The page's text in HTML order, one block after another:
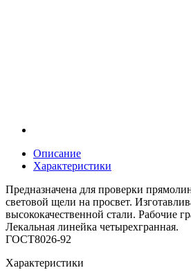
Описание
Характеристики
Предназначена для проверки
световой щели на просвет.
высококачественной стали. Рабочие
Лекальная линейка четырехгранная.
ГОСТ8026-92
Характеристики